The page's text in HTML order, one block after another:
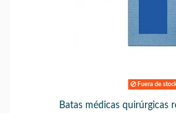
Fuera de
Batas médicas quirúrgicas